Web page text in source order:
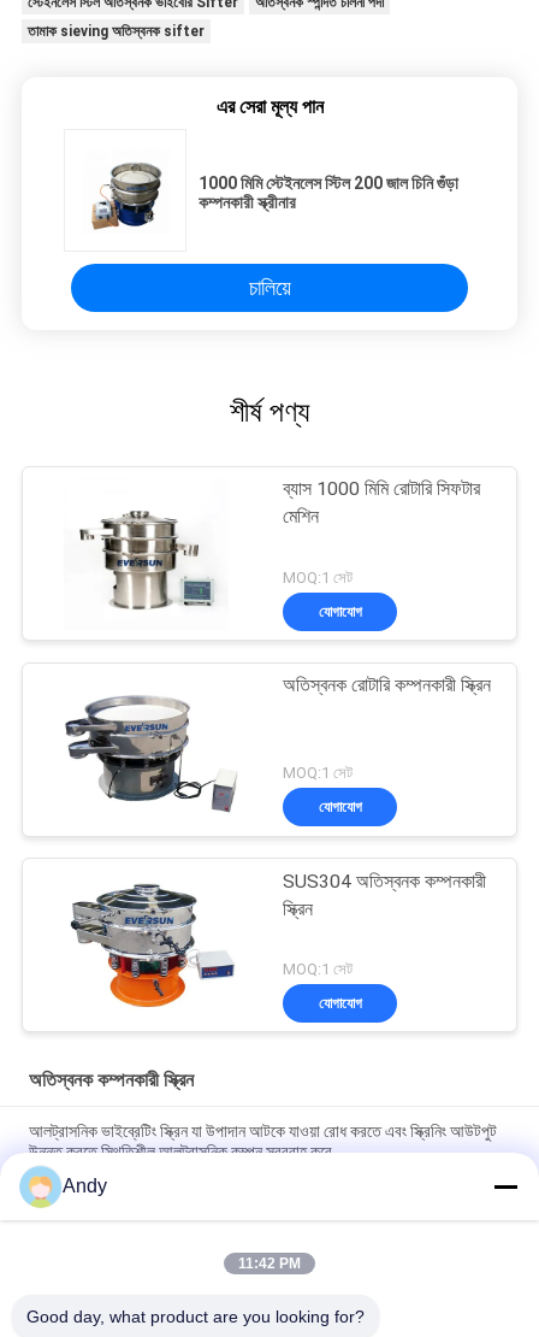
তামাক sieving অতিস্বনক sifter
এর সেরা মূল্য পান
1000 মিমি স্টেইনলেস স্টিল 200 জাল চিনি গুঁড়া
কম্পনকারী স্ক্রীনার
চালিয়ে
শীর্ষ পণ্য
ব্যাস 1000 মিমি রোটারি সিফটার
মেশিন
MOQ:1 সেট
যোগাযোগ
অতিস্বনক রোটারি কম্পনকারী স্ক্রিন
MOQ:1 সেট
যোগাযোগ
SUS304 অতিস্বনক কম্পনকারী
স্ক্রিন
MOQ:1 সেট
যোগাযোগ
অতিস্বনক কম্পনকারী স্ক্রিন
আলট্রাসনিক ভাইব্রেটিং স্ক্রিন যা উপাদান আটকে যাওয়া রোধ করতে এবং স্ক্রিনিং আউটপুট
উন্নত করতে স্থিতিশীল আলট্রাসনিক কম্পন সরবরাহ করে
শিল্প অ্যাপ্লিকেশনগুলিতে সুনির্দিষ্ট কণা পৃথকীকরণ এবং উপাদান স্ক্রিনিং সমাধানের জন্য
আলট্রাসনিক কম্পন স্ক্রিন
মাল্টি-লেয়ার আল্ট্রাসোনিক কম্পন স্ক্রিন সহ স্টেইনলেস স্টীল পাউডার কণা জন্য সূক্ষ্ম স্ক্রিনিং
Andy
11:42 PM
Good day, what product are you looking for?